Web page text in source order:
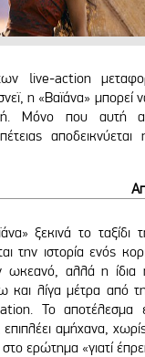
live-action
η «Βαϊάνα» μπορεί
Μόνο που αυτή
ξεκινά το ταξίδι
την ιστορία ενός
ωκεανό, αλλά η ίδια
και λίγα μέτρα από
Το αποτέλεσμα
επιπλέει αμήχανα,
ερώτημα «γιατί